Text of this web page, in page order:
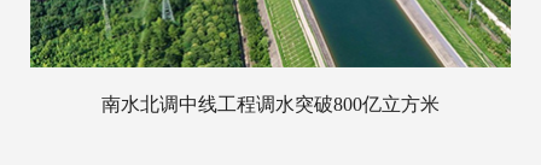
南水北调中线工程调水突破800亿立方米